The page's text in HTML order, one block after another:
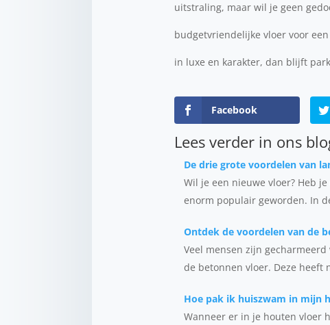
uitstraling, maar wil je geen
budgetvriendelijke vloer voor
in luxe en karakter, dan blijft
Facebook
Lees verder in ons
De drie grote voordelen van
Wil je een nieuwe vloer? Heb
enorm populair geworden. In
Ontdek de voordelen van de
Veel mensen zijn
de betonnen vloer. Deze heeft
Hoe pak ik huiszwam in mijn
Wanneer er in je houten vloer